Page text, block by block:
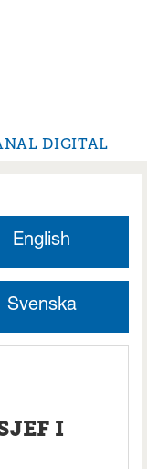
DIGITAL
English
Svenska
I